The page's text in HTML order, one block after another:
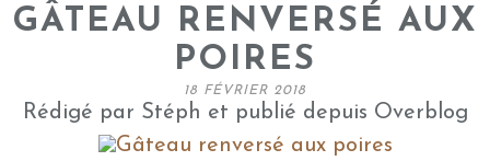
GÂTEAU RENVERSÉ AUX
POIRES
18 FÉVRIER 2018
Rédigé par Stéph et publié depuis Overblog